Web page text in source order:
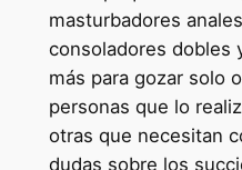
masturbadores
consoladores dobles
más para gozar solo
personas que lo
otras que necesitan
dudas sobre los